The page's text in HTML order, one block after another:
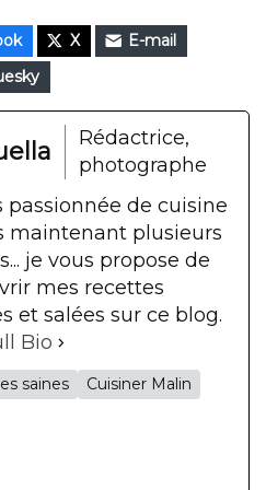
X
E-mail
Rédactrice,
photographe
passionnée de cuisine
maintenant plusieurs
je vous propose de
mes recettes
et salées sur ce blog.
Bio
saines Cuisiner Malin